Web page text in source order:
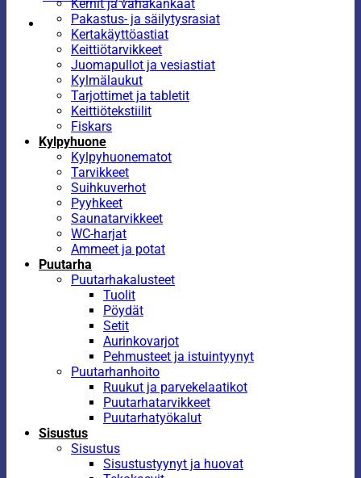
Kernit ja vahakankaat
Pakastus- ja säilytysrasiat
Kertakäyttöastiat
Keittiötarvikkeet
Juomapullot ja vesiastiat
Kylmälaukut
Tarjottimet ja tabletit
Keittiötekstiilit
Fiskars
Kylpyhuone
Kylpyhuonematot
Tarvikkeet
Suihkuverhot
Pyyhkeet
Saunatarvikkeet
WC-harjat
Ammeet ja potat
Puutarha
Puutarhakalusteet
Tuolit
Pöydät
Setit
Aurinkovarjot
Pehmusteet ja istuintyynyt
Puutarhanhoito
Ruukut ja parvekelaatikot
Puutarhatarvikkeet
Puutarhatyökalut
Sisustus
Sisustus
Sisustustyynyt ja huovat